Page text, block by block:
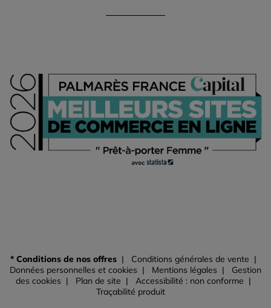
* Conditions de nos offres
Conditions générales de vente
Données personnelles et cookies
Mentions légales
Gestion
des cookies
Plan de site
Accessibilité : non conforme
Traçabilité produit